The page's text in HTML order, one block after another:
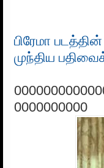
பிரேமா
முந்திய
0000000000